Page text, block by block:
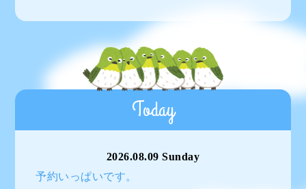
Today
2026.08.09 Sunday
予約いっぱいです。